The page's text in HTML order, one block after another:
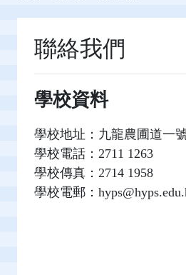
聯絡我們
學校資料
學校地址：九龍農圃道一
學校電話：2711 1263
學校傳真：2714 1958
學校電郵：